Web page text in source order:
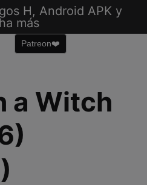
H, Android APK y
más
Patreon❤️
a Witch